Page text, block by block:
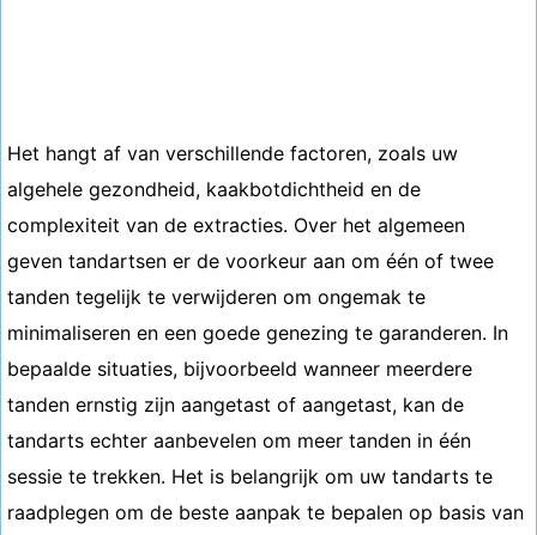
Het hangt af van verschillende factoren, zoals uw
algehele gezondheid, kaakbotdichtheid en de
complexiteit van de extracties. Over het algemeen
geven tandartsen er de voorkeur aan om één of twee
tanden tegelijk te verwijderen om ongemak te
minimaliseren en een goede genezing te garanderen. In
bepaalde situaties, bijvoorbeeld wanneer meerdere
tanden ernstig zijn aangetast of aangetast, kan de
tandarts echter aanbevelen om meer tanden in één
sessie te trekken. Het is belangrijk om uw tandarts te
raadplegen om de beste aanpak te bepalen op basis van